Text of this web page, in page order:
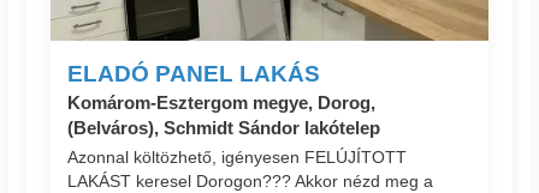
ELADÓ PANEL LAKÁS
Komárom-Esztergom megye, Dorog,
(Belváros), Schmidt Sándor lakótelep
Azonnal költözhető, igényesen FELÚJÍTOTT
LAKÁST keresel Dorogon??? Akkor nézd meg a